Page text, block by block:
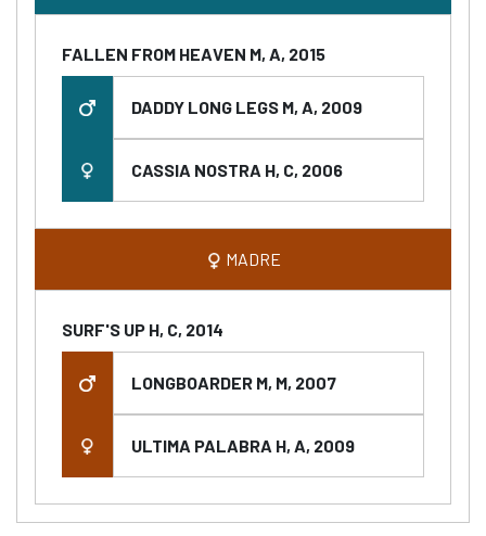
FALLEN FROM HEAVEN M, A, 2015
DADDY LONG LEGS M, A, 2009
CASSIA NOSTRA H, C, 2006
MADRE
SURF'S UP H, C, 2014
LONGBOARDER M, M, 2007
ULTIMA PALABRA H, A, 2009